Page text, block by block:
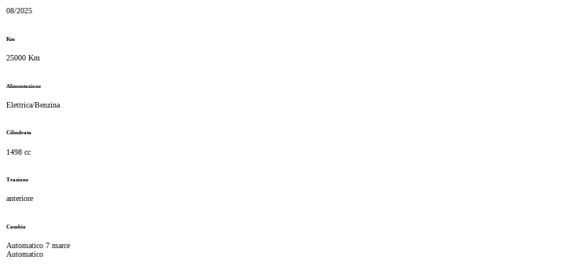
08/2025
Km
25000 Km
Alimentazione
Elettrica/Benzina
Cilindrata
1498 cc
Trazione
anteriore
Cambio
Automatico 7 marce
Automatico